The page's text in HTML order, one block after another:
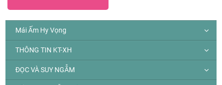
Mái Ấm Hy Vọng
THÔNG TIN KT-XH
ĐỌC VÀ SUY NGẪM